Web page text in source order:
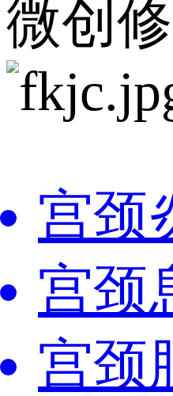
微创
宫颈
宫颈
宫颈